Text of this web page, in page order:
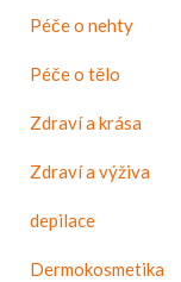
Péče o nehty
Péče o tělo
Zdraví a krása
Zdraví a výživa
depilace
Dermokosmetika